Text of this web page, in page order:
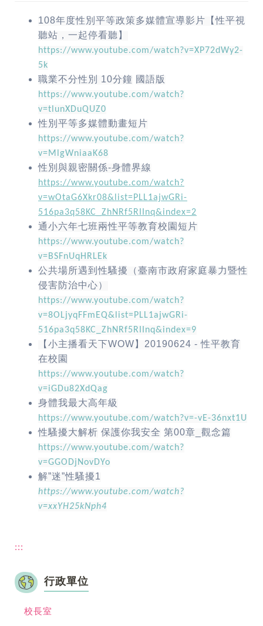
108年度性別平等政策多媒體宣導影片【性平視
聽站，一起停看聽】
https://www.youtube.com/watch?v=XP72dWy2-
5k
職業不分性別 10分鐘 國語版
https://www.youtube.com/watch?
v=tlunXDuQUZ0
性別平等多媒體動畫短片
https://www.youtube.com/watch?
v=MlgWniaaK68
性別與親密關係-身體界線
https://www.youtube.com/watch?
v=wOtaG6Xkr08&list=PLL1ajwGRi-
516pa3q58KC_ZhNRf5RIInq&index=2
通小六年七班兩性平等教育校園短片
https://www.youtube.com/watch?
v=BSFnUqHRLEk
公共場所遇到性騷擾（臺南市政府家庭暴力暨性
侵害防治中心）
https://www.youtube.com/watch?
v=8OLjyqFFmEQ&list=PLL1ajwGRi-
516pa3q58KC_ZhNRf5RIInq&index=9
【小主播看天下WOW 】 20190624 -性平教育
在校園
https://www.youtube.com/watch?
v=iGDu82XdQag
身體我最大高年級
https://www.youtube.com/watch?v=-vE-36nxt1U
性騷擾大解析 保護你我安全 第00章 觀念篇
https://www.youtube.com/watch?
v=GGODjNovDYo
解”迷”性騷擾1
https://www.youtube.com/watch?
v=xxYH25kNph4
:::
行政單位
校長室